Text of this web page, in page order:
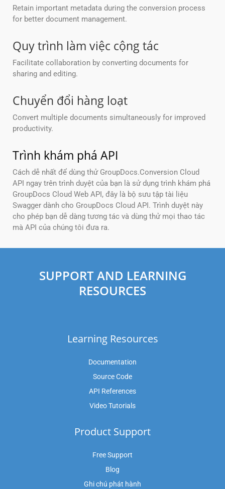
Retain important metadata during the conversion process
for better document management.
Quy trình làm việc cộng tác
Facilitate collaboration by converting documents for
sharing and editing.
Chuyển đổi hàng loạt
Convert multiple documents simultaneously for improved
productivity.
Trình khám phá API
Cách dễ nhất để dùng thử GroupDocs.Conversion Cloud
API ngay trên trình duyệt của bạn là sử dụng trình khám phá
GroupDocs Cloud Web API, đây là bộ sưu tập tài liệu
Swagger dành cho GroupDocs Cloud API. Trình duyệt này
cho phép bạn dễ dàng tương tác và dùng thử mọi thao tác
mà API của chúng tôi đưa ra.
SUPPORT AND LEARNING
RESOURCES
Learning Resources
Documentation
Source Code
API References
Video Tutorials
Product Support
Free Support
Blog
Ghi chú phát hành